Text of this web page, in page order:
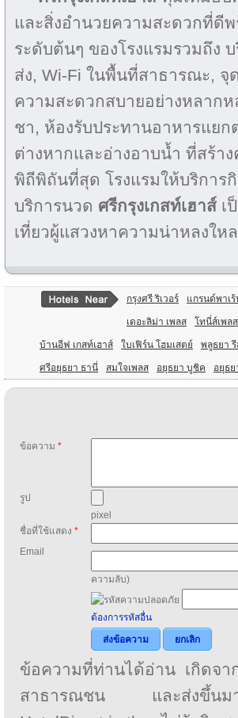
และสิ่งอำนวยความสะดวกที่ดี
ระดับต้นๆ ของโรงแรมรวมถึง
ส่ง, Wi-Fi ในพื้นที่สาธารณะ,
ความสะดวกสบายอย่างหลาก
ชา, ห้องรับประทานอาหารแย
ต่างหากและอ่างอาบน้ำ ที่สร้า
พิถีพิถันที่สุด โรงแรมให้บริการ
บริการนวด ศรีกรุงเกสท์เฮาส์ เ
เที่ยวผู้แสวงหาความน่าหลงใ
กรุงศรี ริเวอร์ แกรนด์พาเ
เดอะลิม่า เพลส โทนี่ส์เพล
บ้านอีฟ เกสท์เฮาส์ ใบเฟิร์น โฮมเสตย์ พลูธยา
ศรีอยุธยา ธานี่ สมใจเพลส อยุธยา บูชิค อยุธย
ข้อความ *
รูป
pixel
ชื่อที่ใช้แสดง *
Email
ความลับ)
ต้องการรหัสอื่น
ส่งข้อความ
ยกเลิก
ข้อความที่ท่านได้อ่าน เกิดจา
สาธารณชน และส่งขึ้นมา